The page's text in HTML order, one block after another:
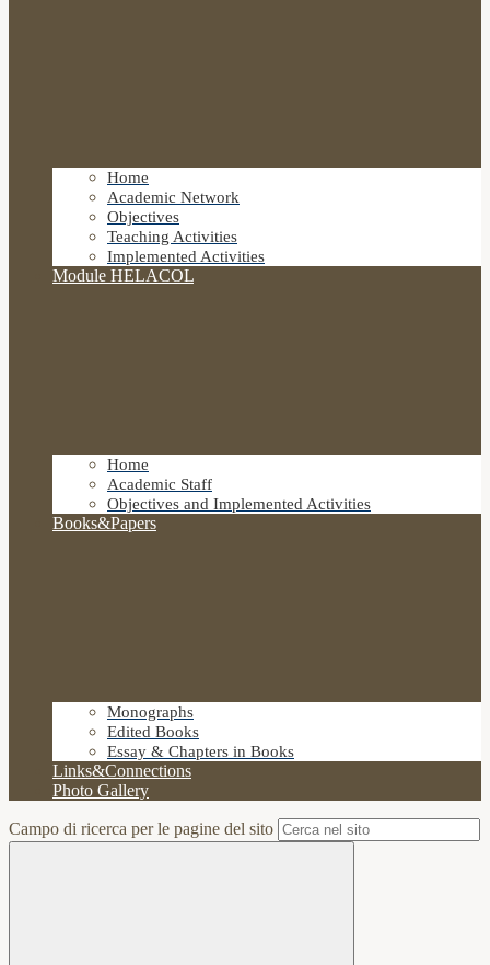
Home
Academic Network
Objectives
Teaching Activities
Implemented Activities
Module HELACOL
Home
Academic Staff
Objectives and Implemented Activities
Books&Papers
Monographs
Edited Books
Essay & Chapters in Books
Links&Connections
Photo Gallery
Campo di ricerca per le pagine del sito